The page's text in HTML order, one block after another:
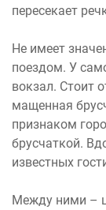
пересекает
Не имеет
поездом. У
вокзал. Стоит
мащенная
признаком
брусчаткой.
известных
Между ними –